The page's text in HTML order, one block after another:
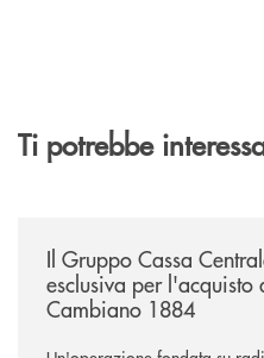
Ti potrebbe
Il Gruppo Cassa
esclusiva per l'acquisto
Cambiano 1884